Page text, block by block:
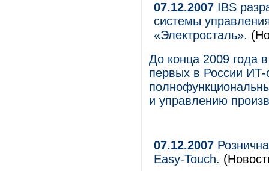
07.12.2007 IBS
системы
«Электросталь».
До конца 2009 года
первых в России
и управлению
07.12.2007
Easy-Touch.